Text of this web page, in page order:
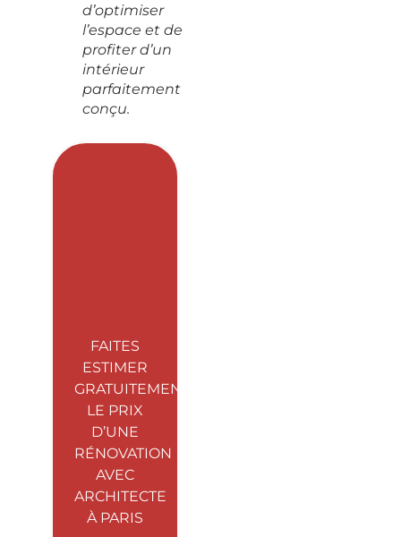
d’optimiser
l’espace et de
profiter d’un
intérieur
parfaitement
conçu.
FAITES
ESTIMER
GRATUITEMENT
LE PRIX
D’UNE
RÉNOVATION
AVEC
ARCHITECTE
À PARIS